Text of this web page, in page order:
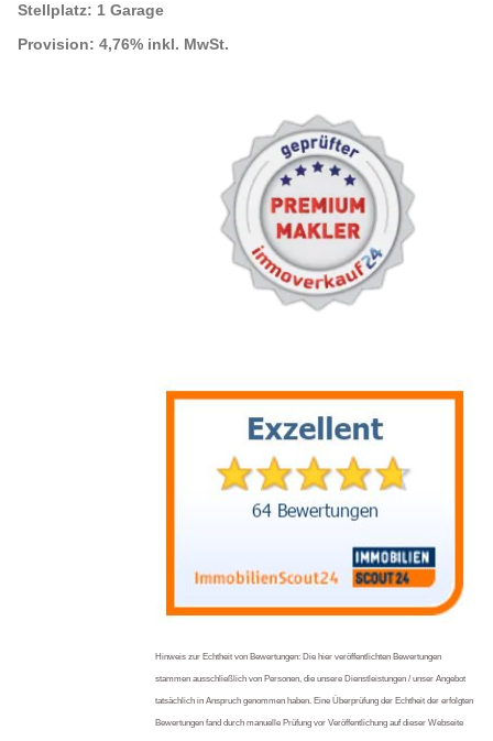
Stellplatz: 1 Garage
Provision: 4,76% inkl. MwSt.
Hinweis zur Echtheit von Bewertungen: Die hier veröffentlichten Bewertungen
stammen ausschließlich von Personen, die unsere Dienstleistungen / unser Angebot
tatsächlich in Anspruch genommen haben. Eine Überprüfung der Echtheit der erfolgten
Bewertungen fand durch manuelle Prüfung vor Veröffentlichung auf dieser Webseite